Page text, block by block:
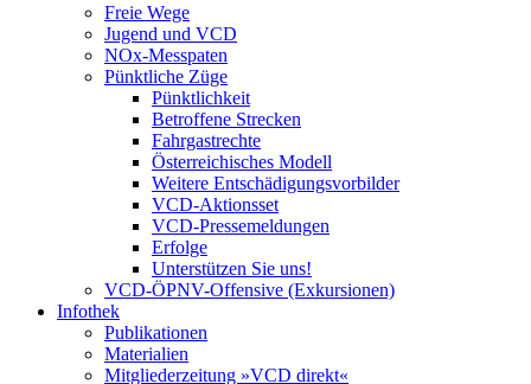
Freie Wege
Jugend und VCD
NOx-Messpaten
Pünktliche Züge
Pünktlichkeit
Betroffene Strecken
Fahrgastrechte
Österreichisches Modell
Weitere Entschädigungsvorbilder
VCD-Aktionsset
VCD-Pressemeldungen
Erfolge
Unterstützen Sie uns!
VCD-ÖPNV-Offensive (Exkursionen)
Infothek
Publikationen
Materialien
Mitgliederzeitung »VCD direkt«